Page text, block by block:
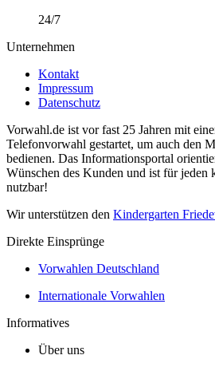
24/7
Unternehmen
Kontakt
Impressum
Datenschutz
Vorwahl.de ist vor fast 25 Jahren mit
Telefonvorwahl gestartet, um auch den
bedienen. Das Informationsportal
Wünschen des Kunden und ist für jeden
nutzbar!
Wir unterstützen den Kindergarten
Direkte Einsprünge
Vorwahlen Deutschland
Internationale Vorwahlen
Informatives
Über uns